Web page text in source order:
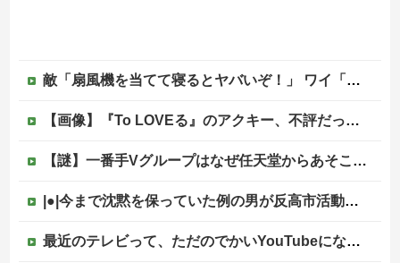
敵「扇風機を当てて寝るとヤバいぞ！」 ワイ「大丈夫やろｗｗｗ」扇風機ポチー
【画像】『To LOVEる』のアクキー、不評だった理由が明確すぎる
【謎】一番手Vグループはなぜ任天堂からあそこまで寵愛されるんだ？
|●|今まで沈黙を保っていた例の男が反高市活動を再開した模様、財務省を手を組んでの返り咲きが狙いか？
最近のテレビって、ただのでかいYouTubeになりつつあるよな他